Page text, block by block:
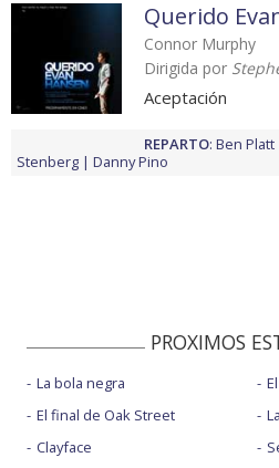
Querido
Connor Murphy
Dirigida por
Aceptación
REPARTO: Ben Platt
Stenberg
Danny Pino
PROXIMOS
La bola negra
El final de Oak Street
Clayface